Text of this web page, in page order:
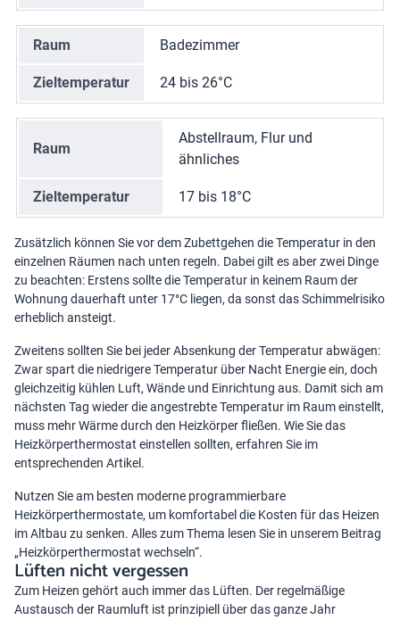
Raum Badezimmer
Zieltemperatur 24 bis 26°C
Raum
Abstellraum, Flur und
ähnliches
Zieltemperatur 17 bis 18°C
Zusätzlich können Sie vor dem Zubettgehen die Temperatur in den
einzelnen Räumen nach unten regeln. Dabei gilt es aber zwei Dinge
zu beachten: Erstens sollte die Temperatur in keinem Raum der
Wohnung dauerhaft unter 17°C liegen, da sonst das Schimmelrisiko
erheblich ansteigt.
Zweitens sollten Sie bei jeder Absenkung der Temperatur abwägen:
Zwar spart die niedrigere Temperatur über Nacht Energie ein, doch
gleichzeitig kühlen Luft, Wände und Einrichtung aus. Damit sich am
nächsten Tag wieder die angestrebte Temperatur im Raum einstellt,
muss mehr Wärme durch den Heizkörper fließen. Wie Sie das
Heizkörperthermostat einstellen sollten, erfahren Sie im
entsprechenden Artikel.
Nutzen Sie am besten moderne programmierbare
Heizkörperthermostate, um komfortabel die Kosten für das Heizen
im Altbau zu senken. Alles zum Thema lesen Sie in unserem Beitrag
„Heizkörperthermostat wechseln“.
Lüften nicht vergessen
Zum Heizen gehört auch immer das Lüften. Der regelmäßige
Austausch der Raumluft ist prinzipiell über das ganze Jahr